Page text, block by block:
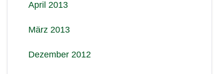
April 2013
März 2013
Dezember 2012